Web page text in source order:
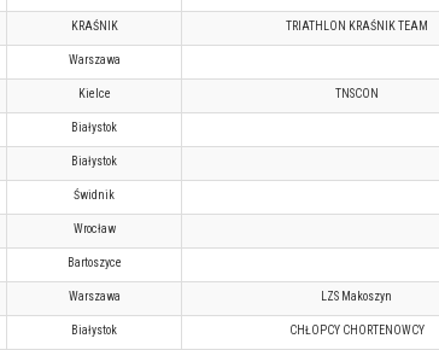
KRAŚNIK TRIATHLON KRAŚNIK TEAM
Warszawa
Kielce TNSCON
Białystok
Białystok
Świdnik
Wrocław
Bartoszyce
Warszawa LZS Makoszyn
Białystok CHŁOPCY CHORTENOWCY